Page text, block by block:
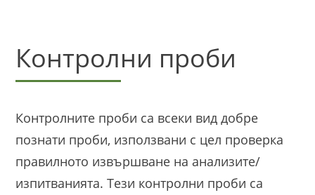
Контролни проби
Контролните проби са всеки вид добре
познати проби, използвани с цел проверка
правилното извършване на анализите/
изпитванията. Тези контролни проби са